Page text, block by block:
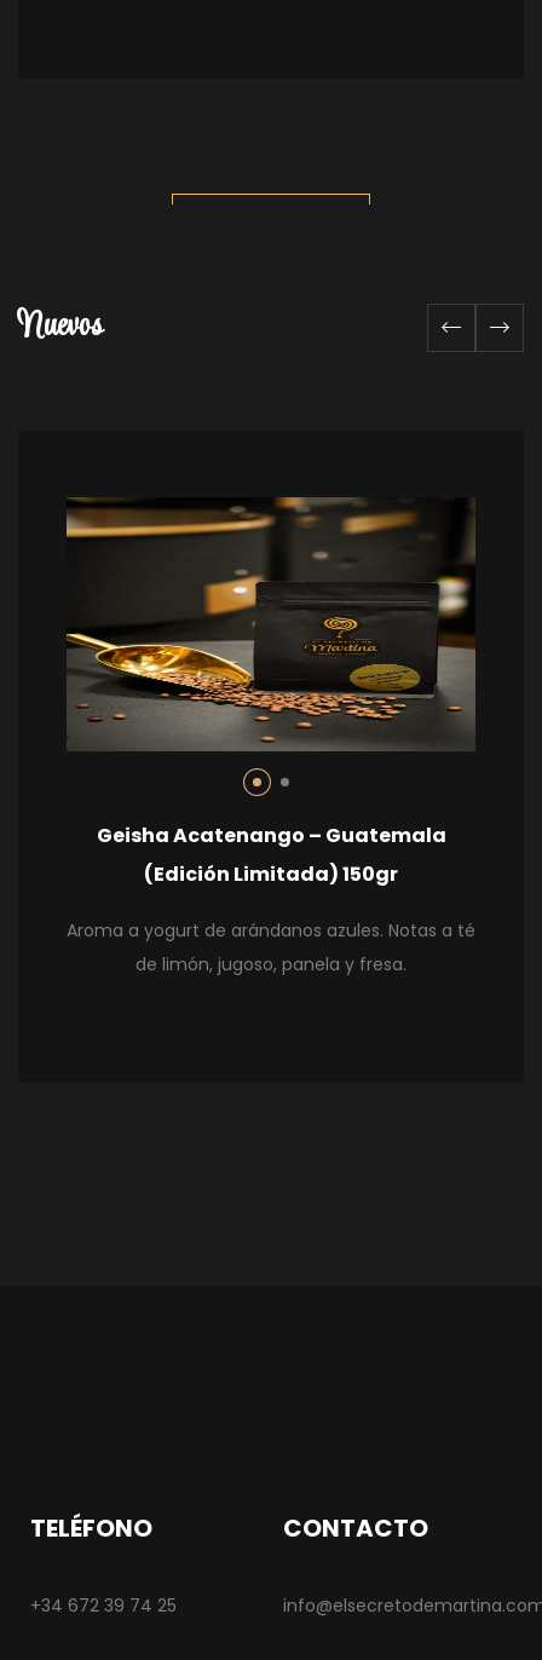
Nuevos
Geisha Acatenango – Guatemala
(Edición Limitada) 150gr
Aroma a yogurt de arándanos azules. Notas a té
de limón, jugoso, panela y fresa.
TELÉFONO
+34 672 39 74 25
CONTACTO